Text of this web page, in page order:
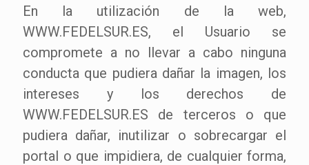
En la utilización de la web,
WWW.FEDELSUR.ES, el Usuario se
compromete a no llevar a cabo ninguna
conducta que pudiera dañar la imagen, los
intereses y los derechos de
WWW.FEDELSUR.ES de terceros o que
pudiera dañar, inutilizar o sobrecargar el
portal o que impidiera, de cualquier forma,